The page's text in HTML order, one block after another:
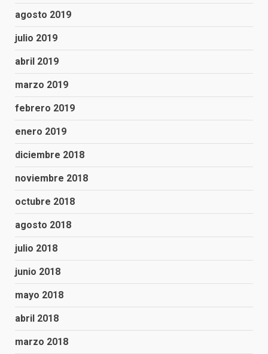
agosto 2019
julio 2019
abril 2019
marzo 2019
febrero 2019
enero 2019
diciembre 2018
noviembre 2018
octubre 2018
agosto 2018
julio 2018
junio 2018
mayo 2018
abril 2018
marzo 2018